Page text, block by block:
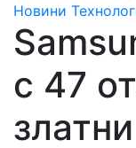
Новини
с 47